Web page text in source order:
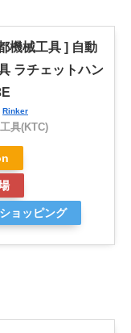
機械工具 ] 自動
ラチェットハン
Rinker
具(KTC)
ョッピング